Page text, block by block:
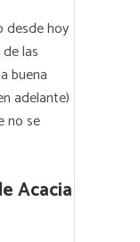
desde hoy
las
buena
adelante)
no se
Acacia